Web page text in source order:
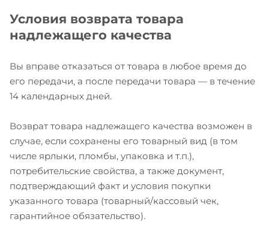
Условия возврата товара
надлежащего качества
Вы вправе отказаться от товара в любое время до
его передачи, а после передачи товара — в течение
14 календарных дней.
Возврат товара надлежащего качества возможен в
случае, если сохранены его товарный вид (в том
числе ярлыки, пломбы, упаковка и т.п.),
потребительские свойства, а также документ,
подтверждающий факт и условия покупки
указанного товара (товарный/кассовый чек,
гарантийное обязательство).